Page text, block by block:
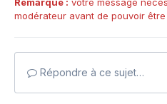
Remarque : votre message
modérateur avant de pouvoir être
Répondre à ce sujet…